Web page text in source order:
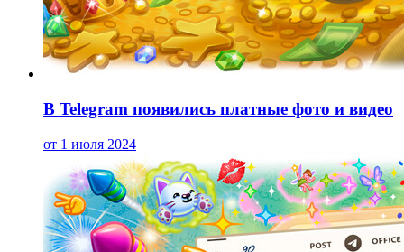
В Telegram появились платные фото и видео
от 1 июля 2024